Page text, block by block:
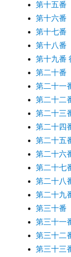
第十五番
第十六
第十七
第十八
第十九番
第二十
第二十
第二十
第二十
第二十
第二十
第二十
第二十
第二十
第二十
第三十
第三十
第三十
第三十